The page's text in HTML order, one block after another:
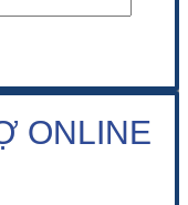
ONLINE